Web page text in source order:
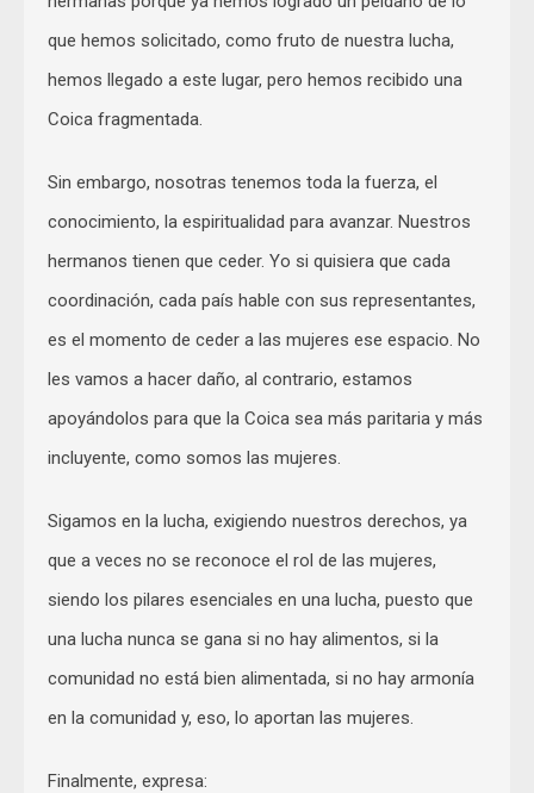
que hemos solicitado, como fruto de nuestra lucha,
hemos llegado a este lugar, pero hemos recibido una
Coica fragmentada.
Sin embargo, nosotras tenemos toda la fuerza, el
conocimiento, la espiritualidad para avanzar. Nuestros
hermanos tienen que ceder. Yo si quisiera que cada
coordinación, cada país hable con sus representantes,
es el momento de ceder a las mujeres ese espacio. No
les vamos a hacer daño, al contrario, estamos
apoyándolos para que la Coica sea más paritaria y más
incluyente, como somos las mujeres.
Sigamos en la lucha, exigiendo nuestros derechos, ya
que a veces no se reconoce el rol de las mujeres,
siendo los pilares esenciales en una lucha, puesto que
una lucha nunca se gana si no hay alimentos, si la
comunidad no está bien alimentada, si no hay armonía
en la comunidad y, eso, lo aportan las mujeres.
Finalmente, expresa: